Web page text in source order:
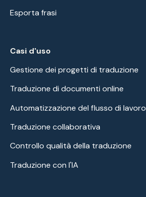
Esporta frasi
Casi d'uso
Gestione dei progetti di traduzione
Traduzione di documenti online
Automatizzazione del flusso di lavoro
Traduzione collaborativa
Controllo qualità della traduzione
Traduzione con l'IA